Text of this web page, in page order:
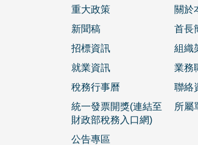
重大政策
新聞稿
招標資訊
就業資訊
稅務行事曆
統一發票開獎(連結至
財政部稅務入口網)
公告專區
關於
首長
組織
業務
聯絡
所屬